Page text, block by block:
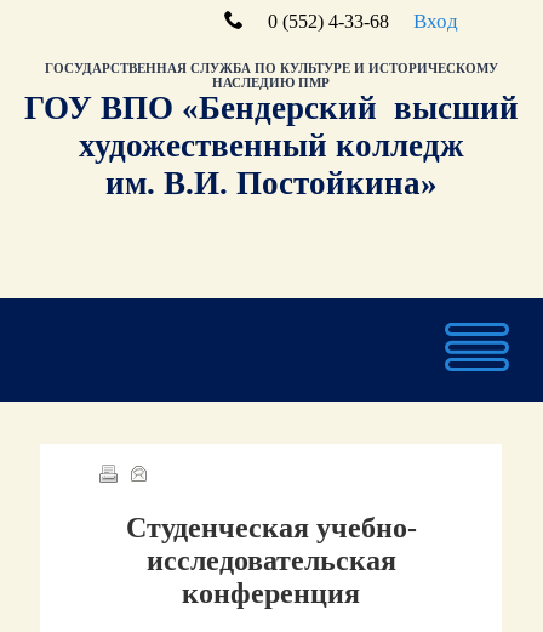
0 (552) 4-33-68 Вход
ГОСУДАРСТВЕННАЯ СЛУЖБА ПО КУЛЬТУРЕ И ИСТОРИЧЕСКОМУ
НАСЛЕДИЮ ПМР
ГОУ ВПО «Бендерский высший
художественный колледж
им. В.И. Постойкина»
Студенческая учебно-
исследовательская
конференция